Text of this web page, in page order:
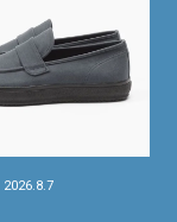
2026.8.7